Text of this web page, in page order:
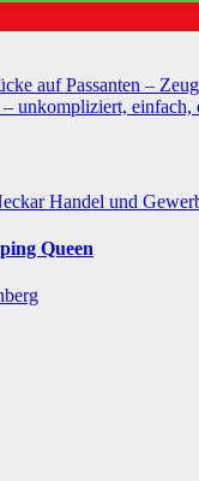
auf Passanten –
einfach,
Handel und
Queen